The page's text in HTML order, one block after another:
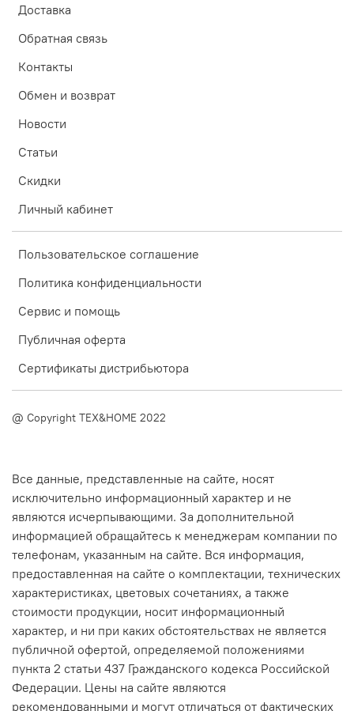
Доставка
Обратная связь
Контакты
Обмен и возврат
Новости
Статьи
Скидки
Личный кабинет
Пользовательское соглашение
Политика конфиденциальности
Сервис и помощь
Публичная оферта
Сертификаты дистрибьютора
@ Copyright TEX&HOME 2022
Все данные, представленные на сайте, носят
исключительно информационный характер и не
являются исчерпывающими. За дополнительной
информацией обращайтесь к менеджерам компании по
телефонам, указанным на сайте. Вся информация,
предоставленная на сайте о комплектации, технических
характеристиках, цветовых сочетаниях, а также
стоимости продукции, носит информационный
характер, и ни при каких обстоятельствах не является
публичной офертой, определяемой положениями
пункта 2 статьи 437 Гражданского кодекса Российской
Федерации. Цены на сайте являются
рекомендованными и могут отличаться от фактических